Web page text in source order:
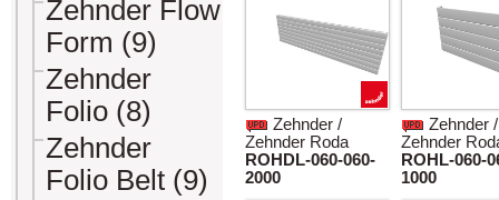
Zehnder Flow
Form (9)
Zehnder
Folio (8)
Zehnder
Folio Belt (9)
Zehnder /
Zehnder Roda
ROHDL-060-060-
2000
Zehnder /
Zehnder
ROHL-060-
1000